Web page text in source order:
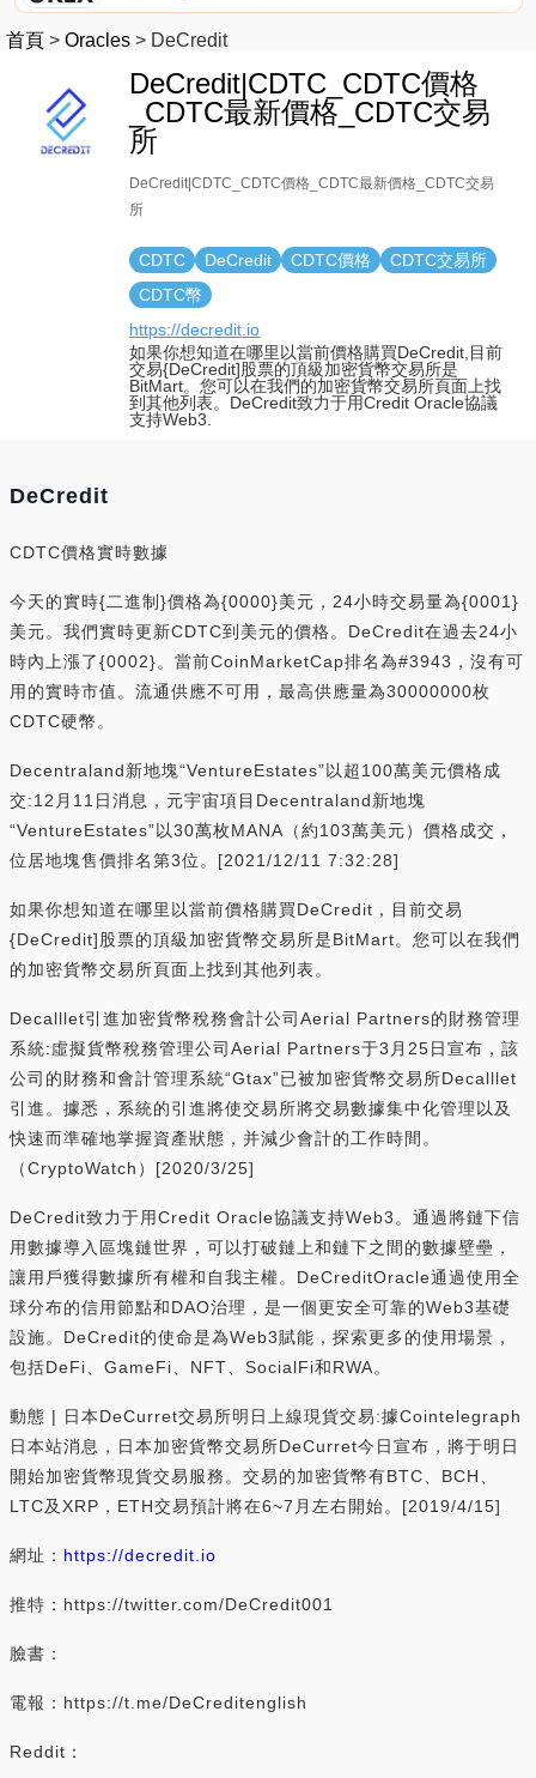
首頁 > Oracles > DeCredit
DeCredit|CDTC_CDTC價格
_CDTC最新價格_CDTC交易
所
DeCredit|CDTC_CDTC價格_CDTC最新價格_CDTC交易
所
CDTC DeCredit CDTC價格
CDTC交易所
CDTC幣
https://decredit.io
如果你想知道在哪里以當前價格購買DeCredit,目前
交易{DeCredit]股票的頂級加密貨幣交易所是
BitMart。您可以在我們的加密貨幣交易所頁面上找
到其他列表。DeCredit致力于用Credit Oracle協議
支持Web3.
DeCredit
CDTC價格實時數據
今天的實時{二進制}價格為{0000}美元，24小時交易量為{0001}
美元。我們實時更新CDTC到美元的價格。DeCredit在過去24小
時內上漲了{0002}。當前CoinMarketCap排名為#3943，沒有可
用的實時市值。流通供應不可用，最高供應量為30000000枚
CDTC硬幣。
Decentraland新地塊“VentureEstates”以超100萬美元價格成
交:12月11日消息，元宇宙項目Decentraland新地塊
“VentureEstates”以30萬枚MANA（約103萬美元）價格成交，
位居地塊售價排名第3位。[2021/12/11 7:32:28]
如果你想知道在哪里以當前價格購買DeCredit，目前交易
{DeCredit]股票的頂級加密貨幣交易所是BitMart。您可以在我們
的加密貨幣交易所頁面上找到其他列表。
Decalllet引進加密貨幣稅務會計公司Aerial Partners的財務管理
系統:虛擬貨幣稅務管理公司Aerial Partners于3月25日宣布，該
公司的財務和會計管理系統“Gtax”已被加密貨幣交易所Decalllet
引進。據悉，系統的引進將使交易所將交易數據集中化管理以及
快速而準確地掌握資產狀態，并減少會計的工作時間。
（CryptoWatch）[2020/3/25]
DeCredit致力于用Credit Oracle協議支持Web3。通過將鏈下信
用數據導入區塊鏈世界，可以打破鏈上和鏈下之間的數據壁壘，
讓用戶獲得數據所有權和自我主權。DeCreditOracle通過使用全
球分布的信用節點和DAO治理，是一個更安全可靠的Web3基礎
設施。DeCredit的使命是為Web3賦能，探索更多的使用場景，
包括DeFi、GameFi、NFT、SocialFi和RWA。
動態 | 日本DeCurret交易所明日上線現貨交易:據Cointelegraph
日本站消息，日本加密貨幣交易所DeCurret今日宣布，將于明日
開始加密貨幣現貨交易服務。交易的加密貨幣有BTC、BCH、
LTC及XRP，ETH交易預計將在6~7月左右開始。[2019/4/15]
網址： https://decredit.io
推特：https://twitter.com/DeCredit001
臉書：
電報：https://t.me/DeCreditenglish
Reddit：